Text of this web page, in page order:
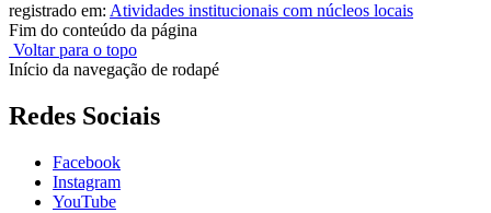
registrado em: Atividades institucionais com núcleos locais
Fim do conteúdo da página
Voltar para o topo
Início da navegação de rodapé
Redes Sociais
Facebook
Instagram
YouTube